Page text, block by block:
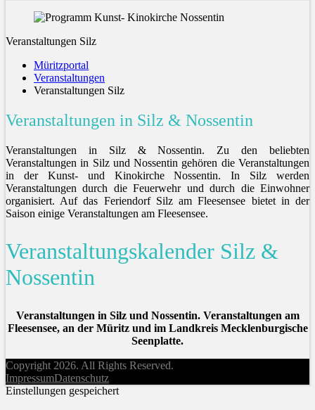
Veranstaltungen Silz
Müritzportal
Veranstaltungen
Veranstaltungen Silz
Veranstaltungen in Silz & Nossentin
Veranstaltungen in Silz & Nossentin. Zu den beliebten
Veranstaltungen in Silz und Nossentin gehören die Veranstaltungen
in der Kunst- und Kinokirche Nossentin. In Silz werden
Veranstaltungen durch die Feuerwehr und durch die Einwohner
organisiert. Auf das Feriendorf Silz am Fleesensee bietet in der
Saison einige Veranstaltungen am Fleesensee.
Veranstaltungskalender Silz &
Nossentin
Veranstaltungen in Silz und Nossentin. Veranstaltungen am
Fleesensee, an der Müritz und im Landkreis Mecklenburgische
Seenplatte.
Copyright 2026. All Rights Reserved.
ImpressumDatenschutz
Einstellungen gespeichert